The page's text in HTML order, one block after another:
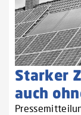
Starker
auch